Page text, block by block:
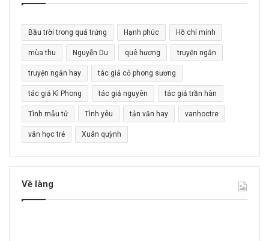
c
h
o
:
Bầu trời trong quả trứng Hạnh phúc Hồ chí minh
mùa thu Nguyễn Du quê hương truyện ngắn
truyện ngắn hay tác giả cỏ phong sương
tác giả Kì Phong tác giả nguyên tác giả trần hàn
Tình mẫu tử Tình yêu tản văn hay vanhoctre
văn học trẻ Xuân quỳnh
Về làng